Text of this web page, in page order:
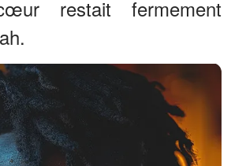
restait fermement